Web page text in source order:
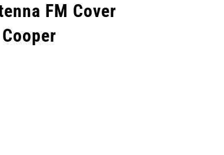
FM Cover